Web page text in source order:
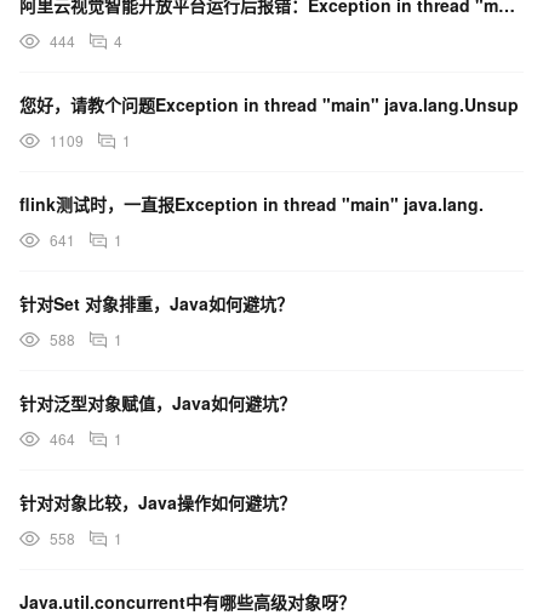
阿里云视觉智能开放平台运行后报错：Exception in thread "main" java
444 4
您好，请教个问题Exception in thread "main" java.lang.Unsup
1109 1
flink测试时，一直报Exception in thread "main" java.lang.
641 1
针对Set 对象排重，Java如何避坑？
588 1
针对泛型对象赋值，Java如何避坑？
464 1
针对对象比较，Java操作如何避坑？
558 1
Java.util.concurrent中有哪些高级对象呀？